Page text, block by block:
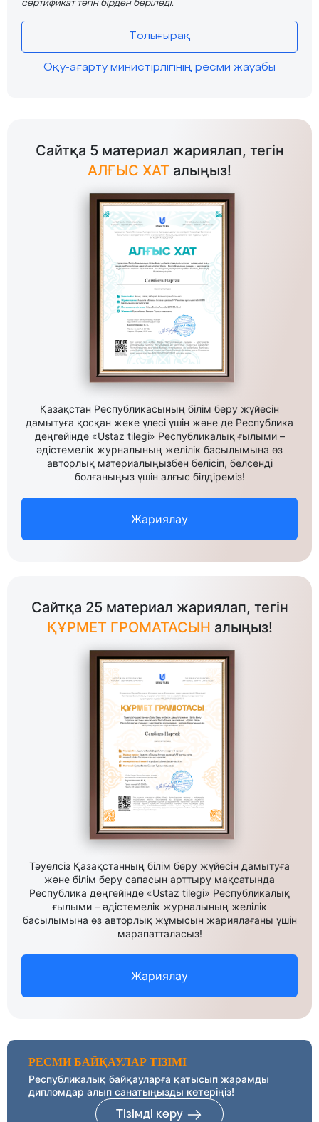
сертификат тегін бірден беріледі.
Толығырақ
Оқу-ағарту министірлігінің ресми жауабы
Сайтқа 5 материал жариялап, тегін
АЛҒЫС ХАТ алыңыз!
Қазақстан Республикасының білім беру жүйесін
дамытуға қосқан жеке үлесі үшін және де Республика
деңгейінде «Ustaz tilegi» Республикалық ғылыми –
әдістемелік журналының желілік басылымына өз
авторлық материалыңызбен бөлісіп, белсенді
болғаныңыз үшін алғыс білдіреміз!
Жариялау
Сайтқа 25 материал жариялап, тегін
ҚҰРМЕТ ГРОМАТАСЫН алыңыз!
Тәуелсіз Қазақстанның білім беру жүйесін дамытуға
және білім беру сапасын арттыру мақсатында
Республика деңгейінде «Ustaz tilegi» Республикалық
ғылыми – әдістемелік журналының желілік
басылымына өз авторлық жұмысын жариялағаны үшін
марапатталасыз!
Жариялау
РЕСМИ БАЙҚАУЛАР ТІЗІМІ
Республикалық байқауларға қатысып жарамды
дипломдар алып санатыңызды көтеріңіз!
Тізімді көру